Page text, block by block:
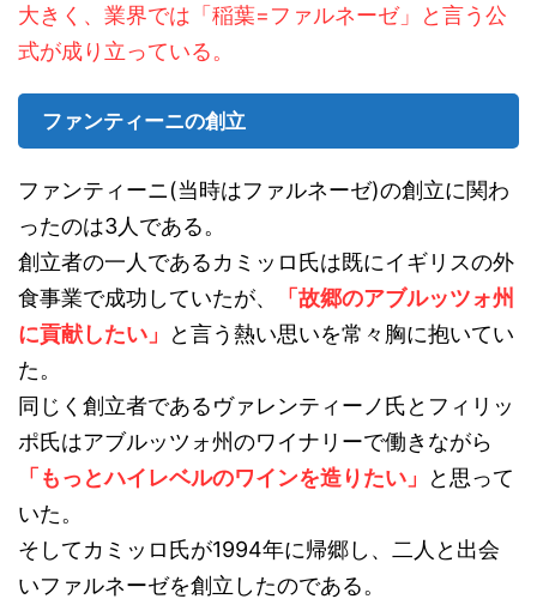
大きく、業界では「稲葉=ファルネーゼ」と言う公
式が成り立っている。
ファンティーニの創立
ファンティーニ(当時はファルネーゼ)の創立に関わ
ったのは3人である。
創立者の一人であるカミッロ氏は既にイギリスの外
食事業で成功していたが、
「故郷のアブルッツォ州
に貢献したい」
と言う熱い思いを常々胸に抱いてい
た。
同じく創立者であるヴァレンティーノ氏とフィリッ
ポ氏はアブルッツォ州のワイナリーで働きながら
「もっとハイレベルのワインを造りたい」
と思って
いた。
そしてカミッロ氏が1994年に帰郷し、二人と出会
いファルネーゼを創立したのである。